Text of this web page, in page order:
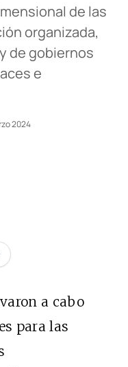
de las
organizada,
de gobiernos
e
2024
a cabo
para las